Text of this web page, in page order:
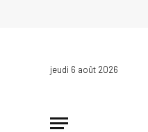
jeudi 6 août 2026